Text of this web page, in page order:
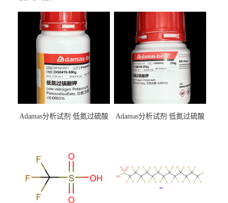
Adamas分析试剂 低氮过硫酸
（泰坦现货供应）
Adamas分析试剂 低氮过硫酸